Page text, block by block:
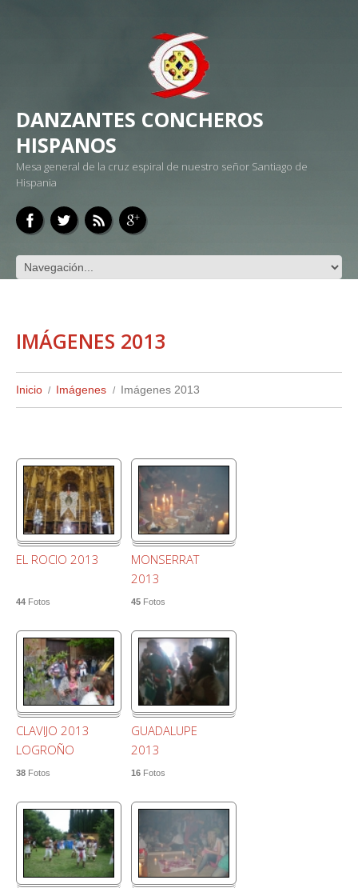
DANZANTES CONCHEROS
HISPANOS
Mesa general de la cruz espiral de nuestro señor Santiago de
Hispania
IMÁGENES 2013
Inicio Imágenes Imágenes 2013
EL ROCIO 2013
44 Fotos
MONSERRAT
2013
45 Fotos
CLAVIJO 2013
LOGROÑO
38 Fotos
GUADALUPE
2013
16 Fotos